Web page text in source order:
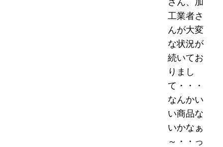
工業者さ
んが大変
な状況が
続いてお
りまし
て・・・
なんかい
い商品な
いかなぁ
～・・っ